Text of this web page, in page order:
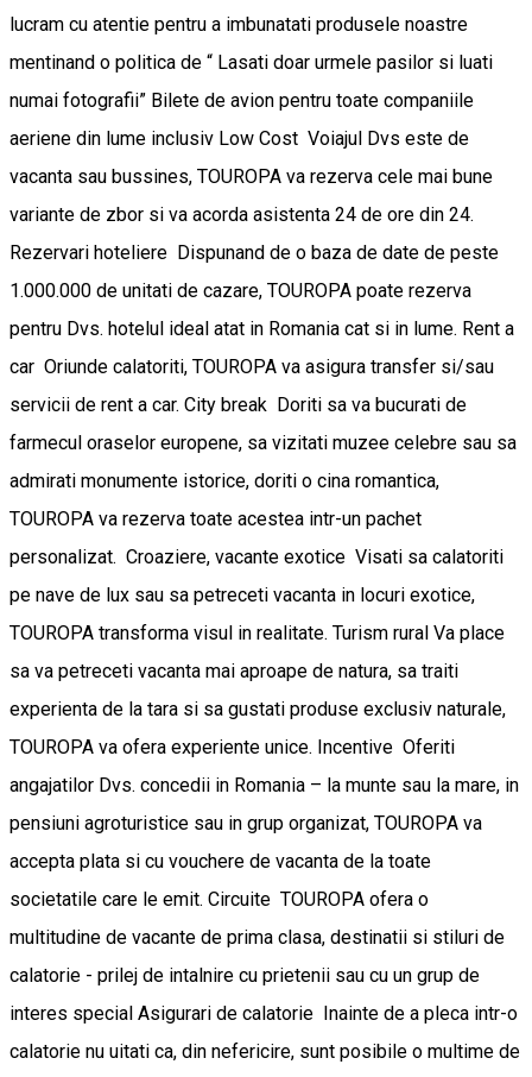
lucram cu atentie pentru a imbunatati produsele noastre
mentinand o politica de “ Lasati doar urmele pasilor si luati
numai fotografii” Bilete de avion pentru toate companiile
aeriene din lume inclusiv Low Cost Voiajul Dvs este de
vacanta sau bussines, TOUROPA va rezerva cele mai bune
variante de zbor si va acorda asistenta 24 de ore din 24.
Rezervari hoteliere Dispunand de o baza de date de peste
1.000.000 de unitati de cazare, TOUROPA poate rezerva
pentru Dvs. hotelul ideal atat in Romania cat si in lume. Rent a
car Oriunde calatoriti, TOUROPA va asigura transfer si/sau
servicii de rent a car. City break Doriti sa va bucurati de
farmecul oraselor europene, sa vizitati muzee celebre sau sa
admirati monumente istorice, doriti o cina romantica,
TOUROPA va rezerva toate acestea intr-un pachet
personalizat. Croaziere, vacante exotice Visati sa calatoriti
pe nave de lux sau sa petreceti vacanta in locuri exotice,
TOUROPA transforma visul in realitate. Turism rural Va place
sa va petreceti vacanta mai aproape de natura, sa traiti
experienta de la tara si sa gustati produse exclusiv naturale,
TOUROPA va ofera experiente unice. Incentive Oferiti
angajatilor Dvs. concedii in Romania – la munte sau la mare, in
pensiuni agroturistice sau in grup organizat, TOUROPA va
accepta plata si cu vouchere de vacanta de la toate
societatile care le emit. Circuite TOUROPA ofera o
multitudine de vacante de prima clasa, destinatii si stiluri de
calatorie - prilej de intalnire cu prietenii sau cu un grup de
interes special Asigurari de calatorie Inainte de a pleca intr-o
calatorie nu uitati ca, din nefericire, sunt posibile o multime de